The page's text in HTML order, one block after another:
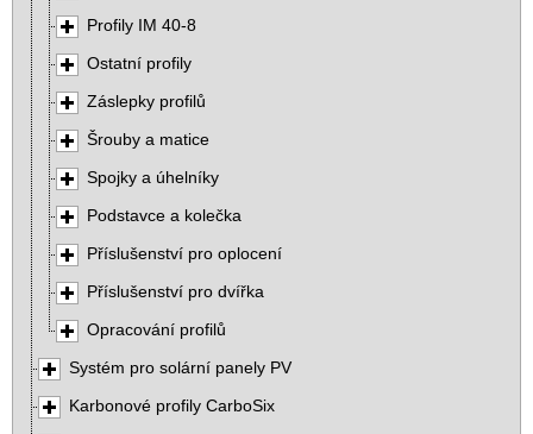
Profily IM 40-8
Ostatní profily
Záslepky profilů
Šrouby a matice
Spojky a úhelníky
Podstavce a kolečka
Příslušenství pro oplocení
Příslušenství pro dvířka
Opracování profilů
Systém pro solární panely PV
Karbonové profily CarboSix